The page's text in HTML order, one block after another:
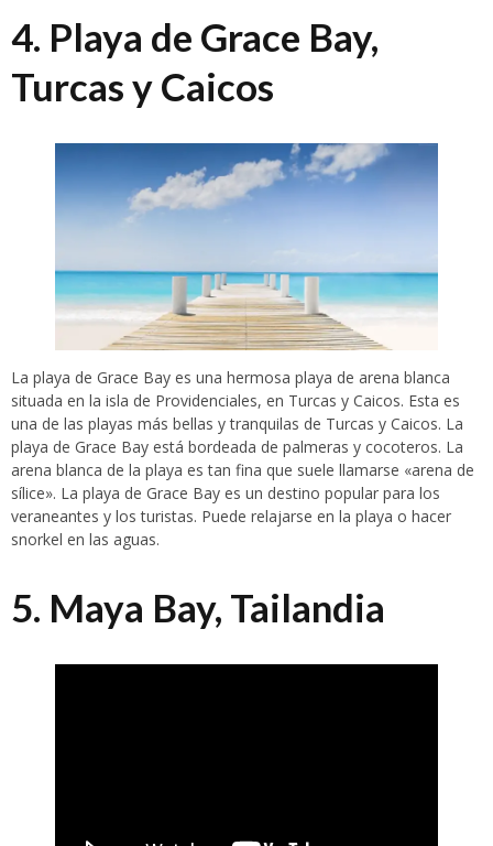
4. Playa de Grace Bay,
Turcas y Caicos
La playa de Grace Bay es una hermosa playa de arena blanca
situada en la isla de Providenciales, en Turcas y Caicos. Esta es
una de las playas más bellas y tranquilas de Turcas y Caicos. La
playa de Grace Bay está bordeada de palmeras y cocoteros. La
arena blanca de la playa es tan fina que suele llamarse «arena de
sílice». La playa de Grace Bay es un destino popular para los
veraneantes y los turistas. Puede relajarse en la playa o hacer
snorkel en las aguas.
5. Maya Bay, Tailandia